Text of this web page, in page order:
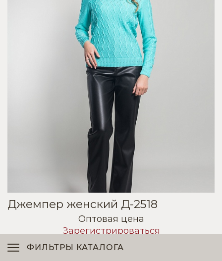
ФИЛЬТРЫ КАТАЛОГА
Джемпер женский Д-2518
Оптовая цена
Зарегистрироваться